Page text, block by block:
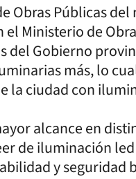
Obras Públicas
Ministerio de
del Gobierno
más, lo
la ciudad con
alcance en
de iluminación
y seguridad